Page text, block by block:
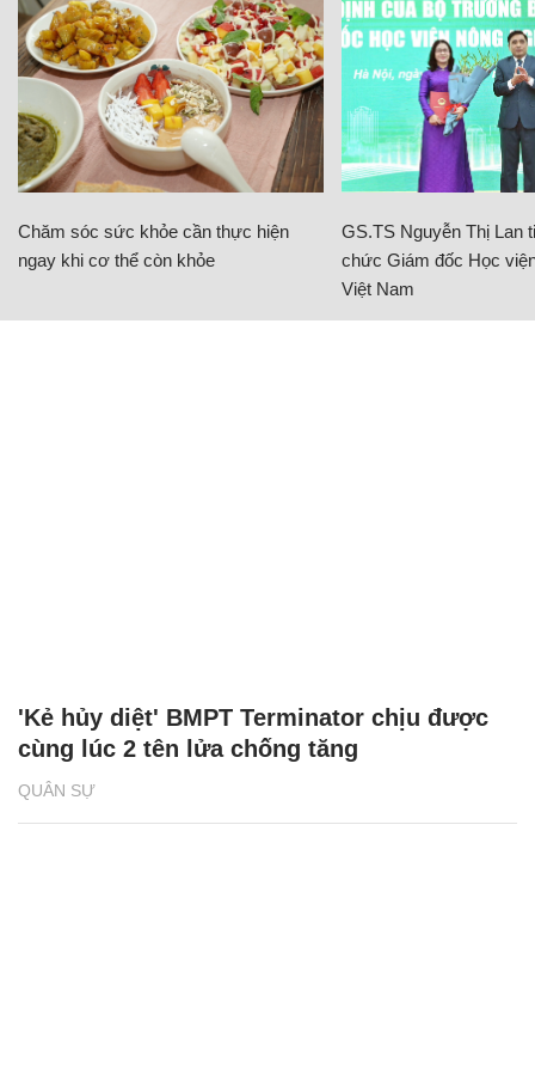
Chăm sóc sức khỏe cần thực hiện
ngay khi cơ thể còn khỏe
GS.TS Nguyễn Thị Lan
chức Giám đốc Học
Việt Nam
QUÂN SỰ
'Kẻ hủy diệt' BMPT Terminator chịu được
cùng lúc 2 tên lửa chống tăng